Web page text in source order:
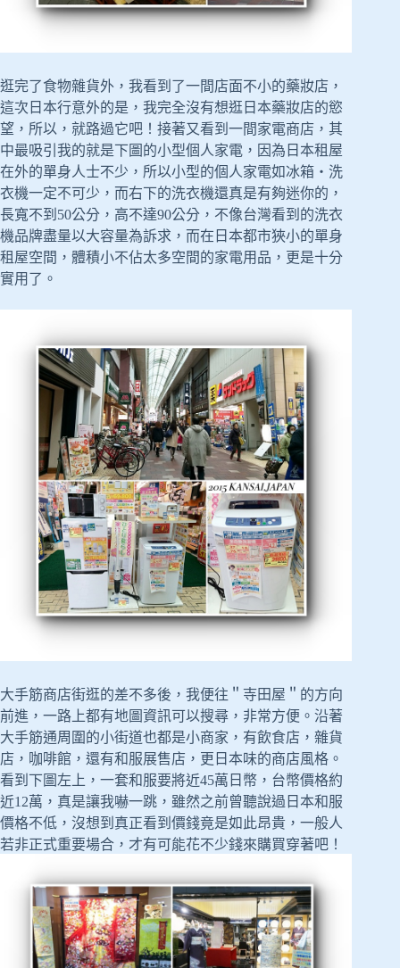
逛完了食物雜貨外，我看到了一間店面不小的藥妝店，
這次日本行意外的是，我完全沒有想逛日本藥妝店的慾
望，所以，就路過它吧！接著又看到一間家電商店，其
中最吸引我的就是下圖的小型個人家電，因為日本租屋
在外的單身人士不少，所以小型的個人家電如冰箱・洗
衣機一定不可少，而右下的洗衣機還真是有夠迷你的，
長寬不到50公分，高不達90公分，不像台灣看到的洗衣
機品牌盡量以大容量為訴求，而在日本都市狹小的單身
租屋空間，體積小不佔太多空間的家電用品，更是十分
實用了。
大手筋商店街逛的差不多後，我便往＂寺田屋＂的方向
前進，一路上都有地圖資訊可以搜尋，非常方便。沿著
大手筋通周圍的小街道也都是小商家，有飲食店，雜貨
店，咖啡館，還有和服展售店，更日本味的商店風格。
看到下圖左上，一套和服要將近45萬日幣，台幣價格約
近12萬，真是讓我嚇一跳，雖然之前曾聽說過日本和服
價格不低，沒想到真正看到價錢竟是如此昂貴，一般人
若非正式重要場合，才有可能花不少錢來購買穿著吧！